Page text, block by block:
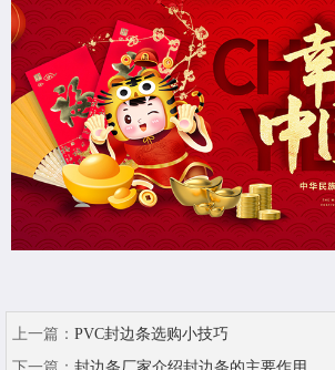
上一篇： PVC封边条选购小技巧